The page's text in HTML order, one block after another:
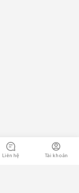
Liên hệ Tài khoản